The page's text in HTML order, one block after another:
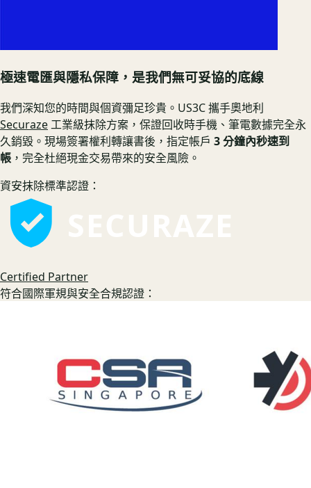
極速電匯與隱私保障，是我們無可妥協的底線
我們深知您的時間與個資彌足珍貴。US3C 攜手奧地利
Securaze工業級抹除方案，保證回收時手機、筆電數據完全永
久銷毀。現場簽署權利轉讓書後，指定帳戶 3 分鐘內秒速到
帳 ，完全杜絕現金交易帶來的安全風險。
資安抹除標準認證：
Certified Partner
符合國際軍規與安全合規認證：